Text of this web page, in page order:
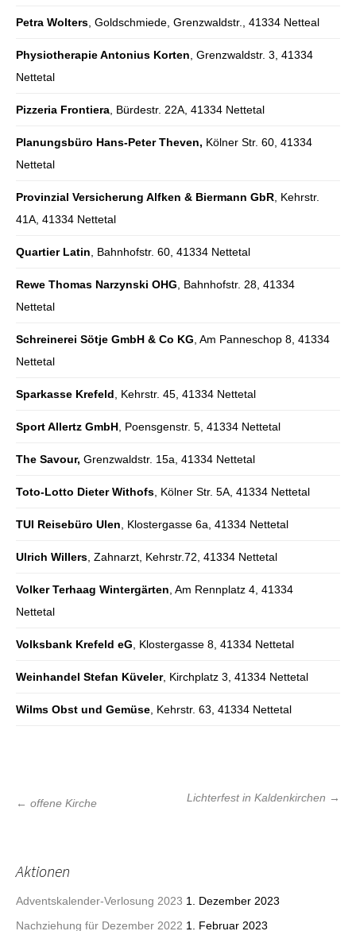
Petra Wolters , Goldschmiede, Grenzwaldstr., 41334 Netteal
Physiotherapie Antonius Korten , Grenzwaldstr. 3, 41334
Nettetal
Pizzeria Frontiera , Bürdestr. 22A, 41334 Nettetal
Planungsbüro Hans-Peter Theven, Kölner Str. 60, 41334
Nettetal
Provinzial Versicherung Alfken & Biermann GbR , Kehrstr.
41A, 41334 Nettetal
Quartier Latin , Bahnhofstr. 60, 41334 Nettetal
Rewe Thomas Narzynski OHG , Bahnhofstr. 28, 41334
Nettetal
Schreinerei Sötje GmbH & Co KG , Am Panneschop 8, 41334
Nettetal
Sparkasse Krefeld , Kehrstr. 45, 41334 Nettetal
Sport Allertz GmbH , Poensgenstr. 5, 41334 Nettetal
The Savour, Grenzwaldstr. 15a, 41334 Nettetal
Toto-Lotto Dieter Withofs , Kölner Str. 5A, 41334 Nettetal
TUI Reisebüro Ulen , Klostergasse 6a, 41334 Nettetal
Ulrich Willers , Zahnarzt, Kehrstr.72, 41334 Nettetal
Volker Terhaag Wintergärten , Am Rennplatz 4, 41334
Nettetal
Volksbank Krefeld eG , Klostergasse 8, 41334 Nettetal
Weinhandel Stefan Küveler, Kirchplatz 3, 41334 Nettetal
Wilms Obst und Gemüse , Kehrstr. 63, 41334 Nettetal
Beitrags-
Navigation
← offene Kirche Lichterfest in Kaldenkirchen →
Aktionen
Adventskalender-Verlosung 2023 1. Dezember 2023
Nachziehung für Dezember 2022 1. Februar 2023